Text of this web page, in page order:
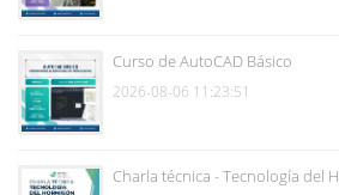
Curso de AutoCAD Básico
2026-08-06 11:23:51
Charla técnica - Tecnología del